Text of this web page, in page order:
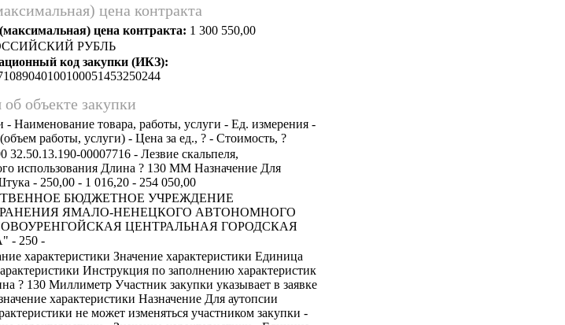
цена контракта
цена контракта: 1 300 550,00
РУБЛЬ
код закупки (ИКЗ):
объекте закупки
- Наименование товара, работы, услуги - Ед. измерения -
работы, услуги) - Цена за ед., ? - Стоимость, ?
32.50.13.190-00007716 - Лезвие скальпеля,
использования Длина ? 130 ММ Назначение Для
- 250,00 - 1 016,20 - 254 050,00
БЮДЖЕТНОЕ УЧРЕЖДЕНИЕ
ЯМАЛО-НЕНЕЦКОГО АВТОНОМНОГО
ЦЕНТРАЛЬНАЯ ГОРОДСКАЯ
- 250 -
характеристики Значение характеристики Единица
Инструкция по заполнению характеристик
? 130 Миллиметр Участник закупки указывает в заявке
характеристики Назначение Для аутопсии
не может изменяться участником закупки -